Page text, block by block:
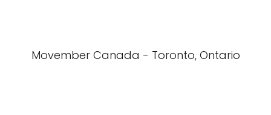
Movember Canada - Toronto, Ontario